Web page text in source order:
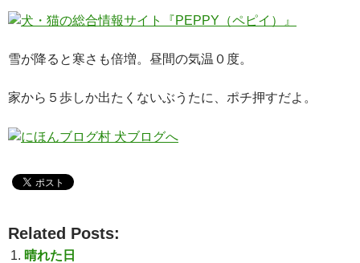
雪が降ると寒さも倍増。昼間の気温０度。
家から５歩しか出たくないぶうたに、ポチ押すだよ。
Related Posts:
晴れた日